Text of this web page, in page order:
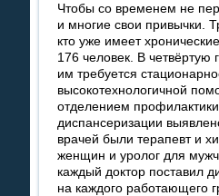
Чтобы со временем не
и многие свои привычки.
кто уже имеет
176 человек. В четвёртую
им требуется
высокотехнологичной
отделением
диспансеризации
врачей были терапевт и
женщин и уролог для
каждый доктор поставил
на каждого работающего